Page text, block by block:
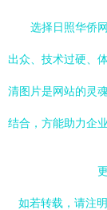
选择日照华侨
出众、技术过硬、
清图片是网站的灵
结合，方能助力企
如若转载，请注